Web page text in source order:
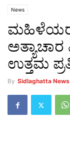
News
ಮಹಿಳೆಯರು
ಉತ್ತಮ
By Sidlaghatta